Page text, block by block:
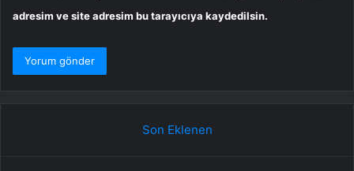
adresim ve site adresim bu tarayıcıya kaydedilsin.
Son Eklenen